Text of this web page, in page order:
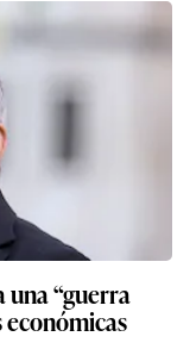
una “guerra